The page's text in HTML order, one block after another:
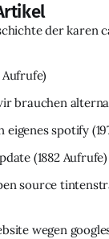
der karen
brauchen
eigenes spotify
(1882 Aufrufe)
source
wegen